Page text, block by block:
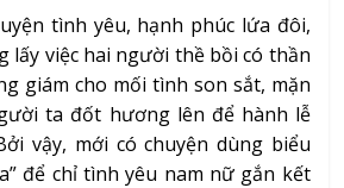
tình yêu, hạnh phúc lứa đôi,
lấy việc hai người thề bồi có thần
giám cho mối tình son sắt, mặn
ta đốt hương lên để hành lễ
vậy, mới có chuyện dùng biểu
để chỉ tình yêu nam nữ gắn kết